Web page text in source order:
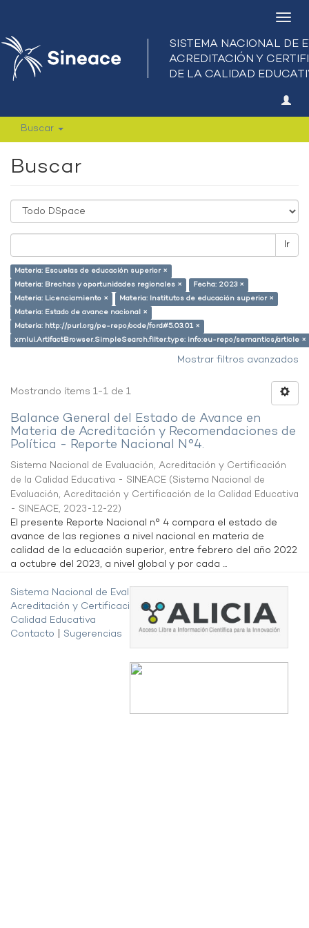
Buscar
Buscar
Ir
Materia: Escuelas de educación superior ×
Materia: Brechas y oportunidades regionales ×
Fecha: 2023 ×
Materia: Licenciamiento ×
Materia: Institutos de educación superior ×
Materia: Estado de avance nacional ×
Materia: http://purl.org/pe-repo/ocde/ford#5.03.01 ×
xmlui.ArtifactBrowser.SimpleSearch.filter.type: info:eu-repo/semantics/article ×
Mostrar filtros avanzados
Mostrando ítems 1-1 de 1
Balance General del Estado de Avance en
Materia de Acreditación y Recomendaciones de
Política - Reporte Nacional N°4.
Sistema Nacional de Evaluación, Acreditación y Certificación
de la Calidad Educativa - SINEACE (Sistema Nacional de
Evaluación, Acreditación y Certificación de la Calidad Educativa
- SINEACE, 2023-12-22)
El presente Reporte Nacional n° 4 compara el estado de
avance de las regiones a nivel nacional en materia de
calidad de la educación superior, entre febrero del año 2022
a octubre del 2023, a nivel global y por cada ...
Sistema Nacional de Evaluación,
Acreditación y Certificación de la
Calidad Educativa
Contacto
Sugerencias